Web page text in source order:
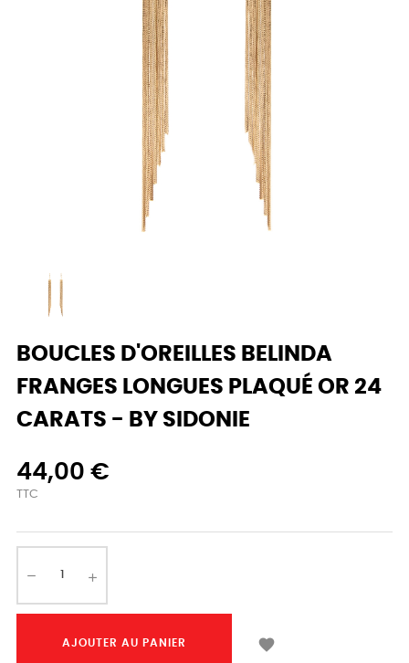
BOUCLES D'OREILLES BELINDA
FRANGES LONGUES PLAQUÉ OR 24
CARATS - BY SIDONIE
44,00 €
TTC
AJOUTER AU PANIER 